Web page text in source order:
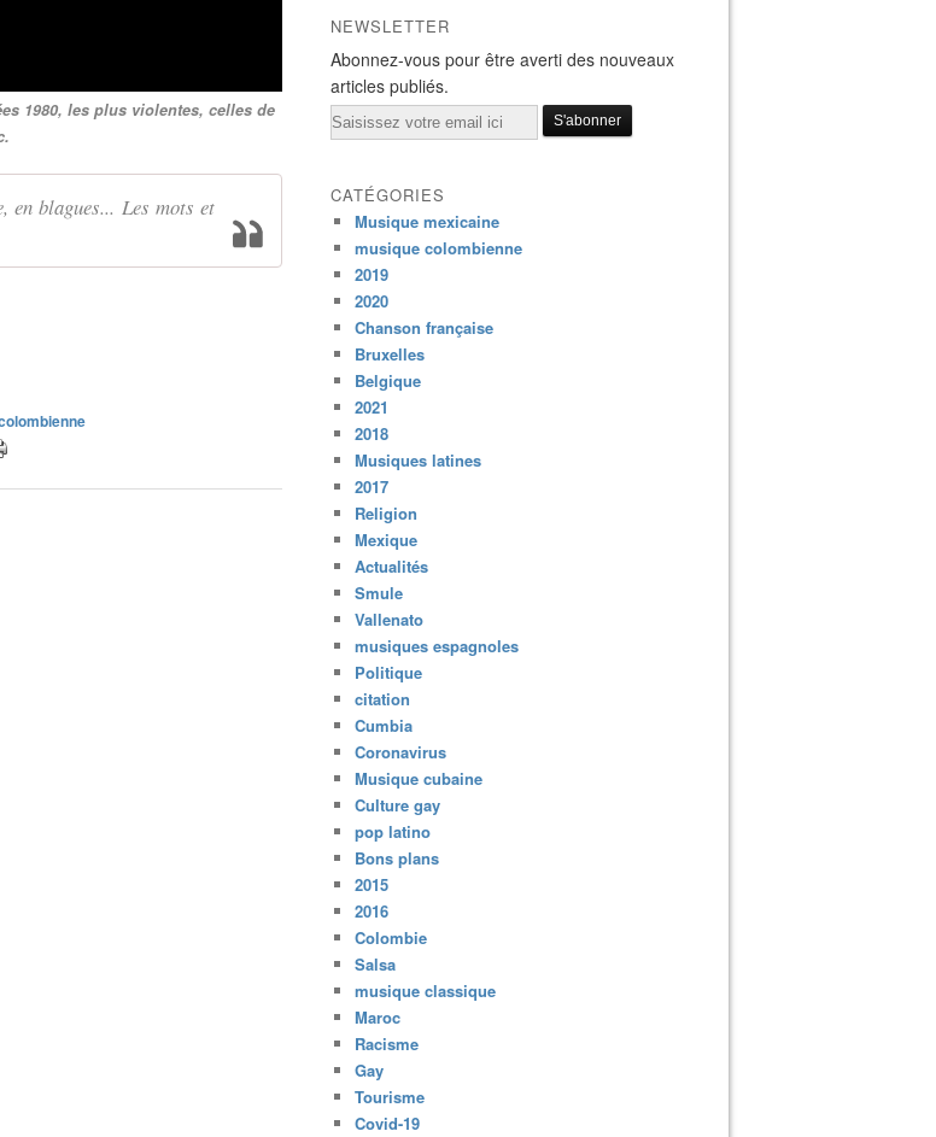
1980, les plus violentes, celles de
en blagues... Les mots et
NEWSLETTER
Abonnez-vous pour être averti des nouveaux
articles publiés.
Email
CATÉGORIES
Musique mexicaine
musique colombienne
2019
2020
Chanson française
Bruxelles
Belgique
2021
2018
Musiques latines
2017
Religion
Mexique
Actualités
Smule
Vallenato
musiques espagnoles
Politique
citation
Cumbia
Coronavirus
Musique cubaine
Culture gay
pop latino
Bons plans
2015
2016
Colombie
Salsa
musique classique
Maroc
Racisme
Gay
Tourisme
Covid-19